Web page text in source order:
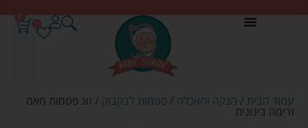
0
עמוד הבית / הנקה והאכלה / פטמות לבקבוק / זוג פטמות מאמ
זרימה בינונית